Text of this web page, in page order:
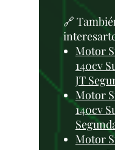
🔗
Motor
140cv
JT
Motor
140cv
Motor